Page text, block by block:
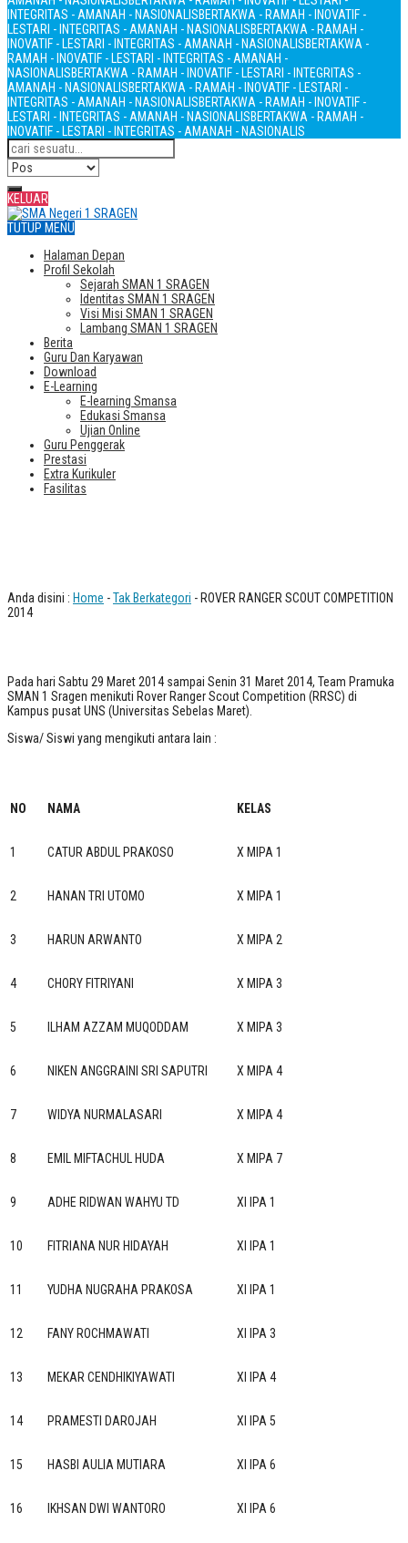
INTEGRITAS - AMANAH - NASIONALISBERTAKWA - RAMAH - INOVATIF -
LESTARI - INTEGRITAS - AMANAH - NASIONALISBERTAKWA - RAMAH -
INOVATIF - LESTARI - INTEGRITAS - AMANAH - NASIONALISBERTAKWA -
RAMAH - INOVATIF - LESTARI - INTEGRITAS - AMANAH -
NASIONALISBERTAKWA - RAMAH - INOVATIF - LESTARI - INTEGRITAS -
AMANAH - NASIONALISBERTAKWA - RAMAH - INOVATIF - LESTARI -
INTEGRITAS - AMANAH - NASIONALISBERTAKWA - RAMAH - INOVATIF -
LESTARI - INTEGRITAS - AMANAH - NASIONALISBERTAKWA - RAMAH -
INOVATIF - LESTARI - INTEGRITAS - AMANAH - NASIONALIS
KELUAR
TUTUP MENU
Halaman Depan
Profil Sekolah
Sejarah SMAN 1 SRAGEN
Identitas SMAN 1 SRAGEN
Visi Misi SMAN 1 SRAGEN
Lambang SMAN 1 SRAGEN
Berita
Guru Dan Karyawan
Download
E-Learning
E-learning Smansa
Edukasi Smansa
Ujian Online
Guru Penggerak
Prestasi
Extra Kurikuler
Fasilitas
Anda disini : Home -Tak Berkategori - ROVER RANGER SCOUT COMPETITION
2014
Pada hari Sabtu 29 Maret 2014 sampai Senin 31 Maret 2014, Team Pramuka
SMAN 1 Sragen menikuti Rover Ranger Scout Competition (RRSC) di
Kampus pusat UNS (Universitas Sebelas Maret).
Siswa/ Siswi yang mengikuti antara lain :
NO NAMA KELAS
1 CATUR ABDUL PRAKOSO X MIPA 1
2 HANAN TRI UTOMO X MIPA 1
3 HARUN ARWANTO X MIPA 2
4 CHORY FITRIYANI X MIPA 3
5 ILHAM AZZAM MUQODDAM X MIPA 3
6 NIKEN ANGGRAINI SRI SAPUTRI X MIPA 4
7 WIDYA NURMALASARI X MIPA 4
8 EMIL MIFTACHUL HUDA X MIPA 7
9 ADHE RIDWAN WAHYU TD XI IPA 1
10 FITRIANA NUR HIDAYAH XI IPA 1
11 YUDHA NUGRAHA PRAKOSA XI IPA 1
12 FANY ROCHMAWATI XI IPA 3
13 MEKAR CENDHIKIYAWATI XI IPA 4
14 PRAMESTI DAROJAH XI IPA 5
15 HASBI AULIA MUTIARA XI IPA 6
16 IKHSAN DWI WANTORO XI IPA 6